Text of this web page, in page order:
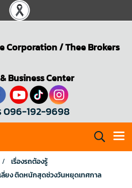
Corporation/Thee Brokers
Business Center
096-192-9698
เรื่องรถต้องรู้
ลี่ยง ติดหนักสุดช่วงวันหยุดเทศกาล